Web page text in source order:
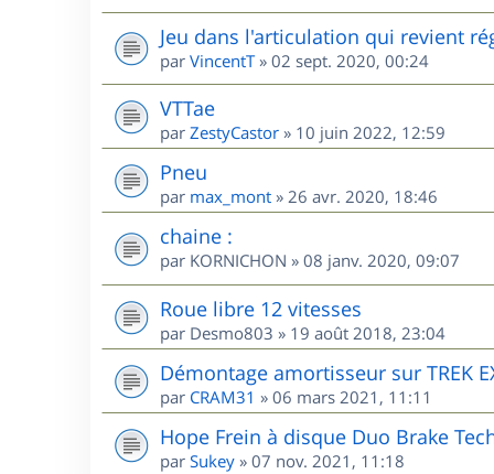
Jeu dans l'articulation qui revient
par VincentT» 02 sept. 2020, 00:24
VTTae
par ZestyCastor » 10 juin 2022, 12:59
Pneu
par max_mont » 26 avr. 2020, 18:46
chaine :
par KORNICHON » 08 janv. 2020, 09:07
Roue libre 12 vitesses
par Desmo803 » 19 août 2018, 23:04
Démontage amortisseur sur TREK
par CRAM31 » 06 mars 2021, 11:11
Hope Frein à disque Duo Brake
par Sukey » 07 nov. 2021, 11:18